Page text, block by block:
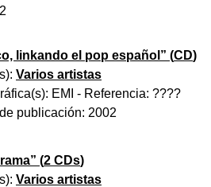
linkando el pop español ” (CD)
Varios artistas
EMI - Referencia: ????
publicación: 2002
” (2 CDs)
Varios artistas